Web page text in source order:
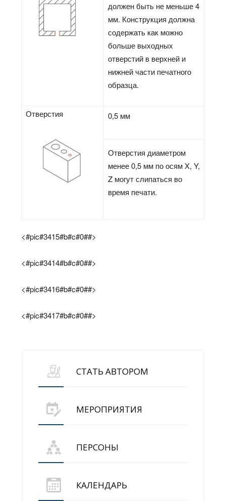
должен быть не меньше 4
мм. Конструкция должна
содержать как можно
больше выходных
отверстий в верхней и
нижней части печатного
образца.
Отверстия 0,5 мм
Отверстия диаметром
менее 0,5 мм по осям X, Y,
Z могут слипаться во
время печати.
<#pic#3415#b#c#0##>
<#pic#3414#b#c#0##>
<#pic#3416#b#c#0##>
<#pic#3417#b#c#0##>
СТАТЬ АВТОРОМ
МЕРОПРИЯТИЯ
ПЕРСОНЫ
КАЛЕНДАРЬ